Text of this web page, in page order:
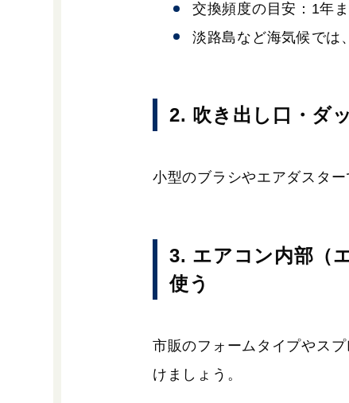
交換頻度の目安：1年
淡路島など海気候では
2. 吹き出し口・ダ
小型のブラシやエアダスタ
3. エアコン内部（
使う
市販のフォームタイプやス
けましょう。